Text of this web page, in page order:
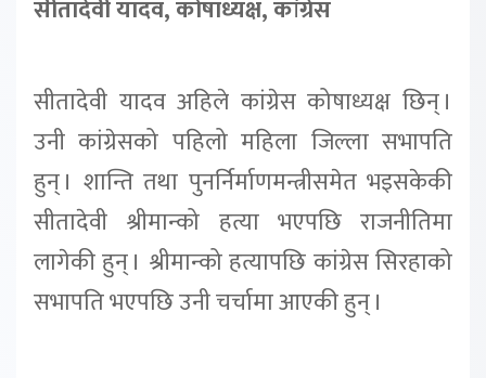
सीतादेवी यादव, कोषाध्यक्ष, कांग्रेस
सीतादेवी यादव अहिले कांग्रेस कोषाध्यक्ष छिन् ।
उनी कांग्रेसको पहिलो महिला जिल्ला सभापति
हुन् । शान्ति तथा पुनर्निर्माणमन्त्रीसमेत भइसकेकी
सीतादेवी श्रीमान्को हत्या भएपछि राजनीतिमा
लागेकी हुन् । श्रीमान्को हत्यापछि कांग्रेस सिरहाको
सभापति भएपछि उनी चर्चामा आएकी हुन् ।